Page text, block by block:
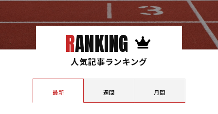
RANKING
人気記事ランキング
最新 週間 月間